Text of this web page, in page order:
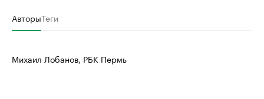
АвторыТеги
Михаил Лобанов, РБК Пермь